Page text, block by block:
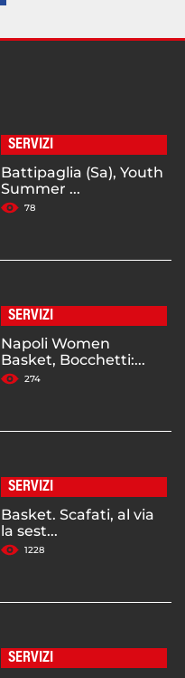
SERVIZI
Battipaglia (Sa), Youth
Summer ...
78
SERVIZI
Napoli Women
Basket, Bocchetti:...
274
SERVIZI
Basket. Scafati, al via
la sest...
1228
SERVIZI